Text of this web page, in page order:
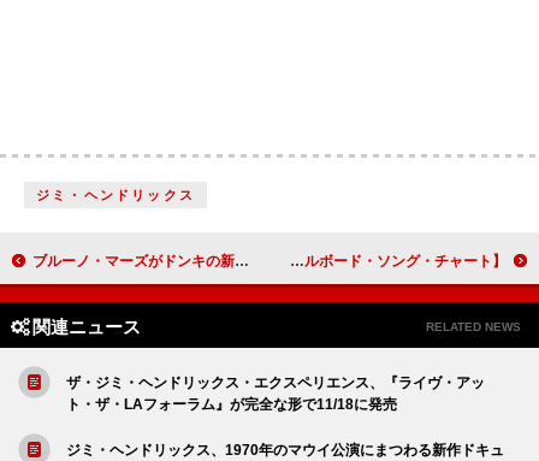
ジミ・ヘンドリックス
ブルーノ・マーズがドンキの新CMに出演、ジングルも書き下ろし 【米ビルボード・ソング・チャート】シャブージー通算6週目のNo.1、2024年首位最長記録タイ
関連ニュース RELATED NEWS
ザ・ジミ・ヘンドリックス・エクスペリエンス、『ライヴ・アッ
ト・ザ・LAフォーラム』が完全な形で11/18に発売
ジミ・ヘンドリックス、1970年のマウイ公演にまつわる新作ドキュ